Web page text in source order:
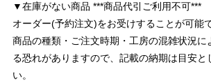
▼在庫がない商品 ***商品代引ご利用不可***
オーダー(予約注文)をお受けすることが可能で
商品の種類・ご注文時期・工房の混雑状況に
る恐れがありますので、記載の納期は目安と
い。